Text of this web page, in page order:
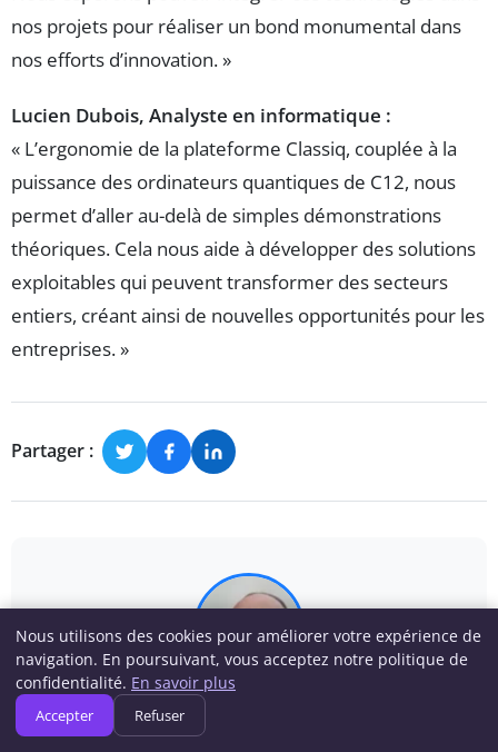
nos projets pour réaliser un bond monumental dans
nos efforts d’innovation. »
Lucien Dubois, Analyste en informatique :
« L’ergonomie de la plateforme Classiq, couplée à la
puissance des ordinateurs quantiques de C12, nous
permet d’aller au-delà de simples démonstrations
théoriques. Cela nous aide à développer des solutions
exploitables qui peuvent transformer des secteurs
entiers, créant ainsi de nouvelles opportunités pour les
entreprises. »
Partager :
Hugo Gauthier
Hugo Gauthier couvre depuis sept ans les domaines
Nous utilisons des cookies pour améliorer votre expérience de
navigation. En poursuivant, vous acceptez notre politique de
confidentialité. En savoir plus
Accepter Refuser